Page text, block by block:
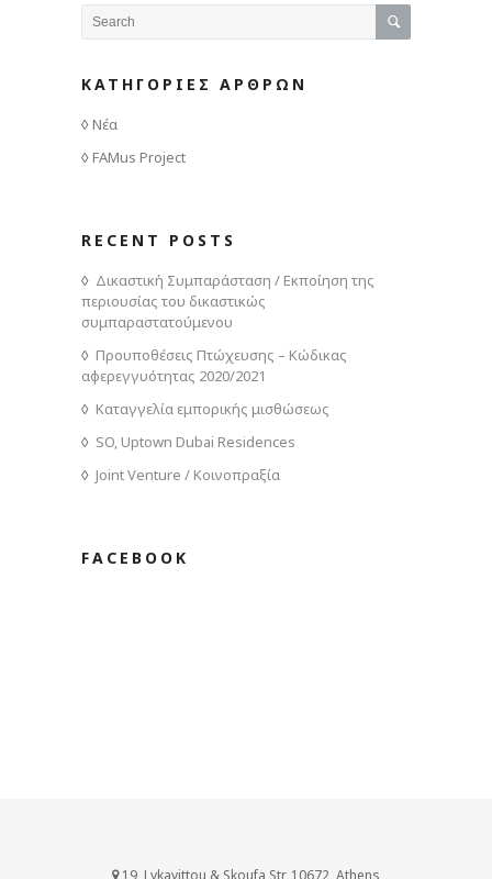
ΚΑΤΗΓΟΡΙΕΣ ΑΡΘΡΩΝ
Νέα
FAMus Project
RECENT POSTS
Δικαστική Συμπαράσταση / Εκποίηση της
περιουσίας του δικαστικώς
συμπαραστατούμενου
Προυποθέσεις Πτώχευσης – Κώδικας
αφερεγγυότητας 2020/2021
Καταγγελία εμπορικής μισθώσεως
SO, Uptown Dubai Residences
Joint Venture / Κοινοπραξία
FACEBOOK